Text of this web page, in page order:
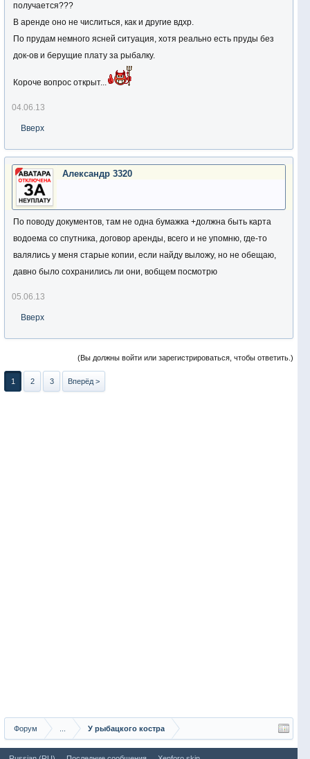
получается???
В аренде оно не числиться, как и другие вдхр.
По прудам немного ясней ситуация, хотя реально есть пруды без
док-ов и берущие плату за рыбалку.
Короче вопрос открыт...
04.06.13
Вверх
Александр 3320
По поводу документов, там не одна бумажка +должна быть карта
водоема со спутника, договор аренды, всего и не упомню, где-то
валялись у меня старые копии, если найду выложу, но не обещаю,
давно было сохранились ли они, вобщем посмотрю
05.06.13
Вверх
(Вы должны войти или зарегистрироваться, чтобы ответить.)
1 2 3 Вперёд >
Форум У рыбацкого костра